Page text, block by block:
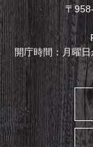
〒
開庁時間：月曜